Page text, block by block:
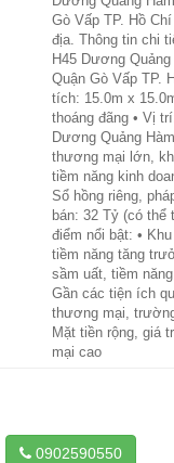
Gò Vấp TP. Hồ
địa. Thông tin chi
H45 Dương
Quận Gò Vấp TP.
tích: 15.0m x
thoáng đãng • Vị
Dương Quảng
thương mại lớn,
tiềm năng kinh
Sổ hồng riêng,
bán: 32 Tỷ (có
điểm nổi bật: •
tiềm năng tăng
sầm uất, tiềm
Gần các tiện ích
thương mại,
Mặt tiền rộng, giá
mại cao
0902590550